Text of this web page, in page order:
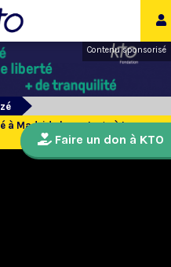
Contenu sponsorisé
à Madrid : le partage à travers
Faire un don à KTO